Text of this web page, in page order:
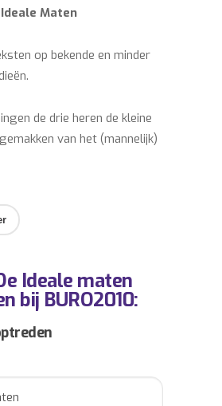
Maten
op bekende en minder
de drie heren de kleine
van het (mannelijk)
aan muzikale en theatrale
Niet Te Vermijden, De
tussen het publiek of op
De Ideale Maten
boeken? Informeer
Ideale maten
bij BURO2010: